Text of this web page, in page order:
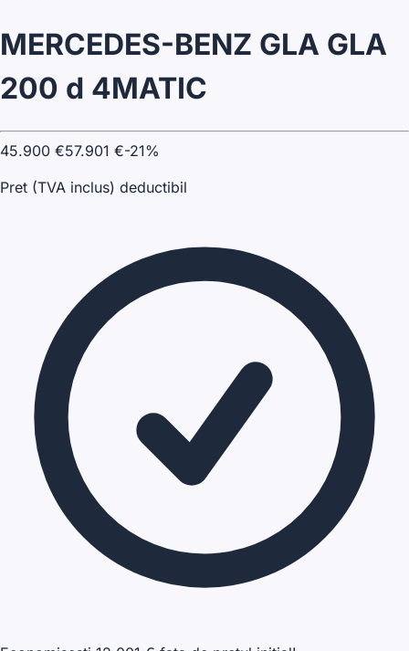
MERCEDES-BENZ GLA GLA
200 d 4MATIC
45.900 €57.901 €-21%
Pret (TVA inclus) deductibil